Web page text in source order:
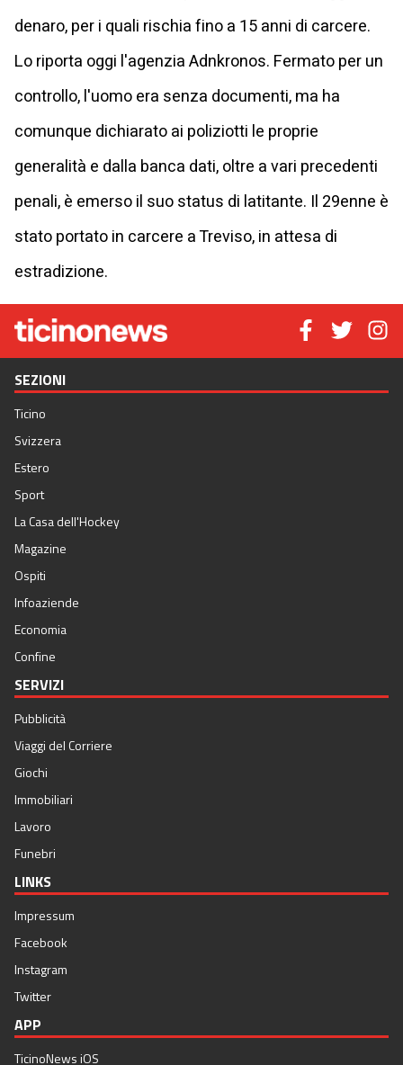
denaro, per i quali rischia fino a 15 anni di carcere.
Lo riporta oggi l'agenzia Adnkronos. Fermato per un
controllo, l'uomo era senza documenti, ma ha
comunque dichiarato ai poliziotti le proprie
generalità e dalla banca dati, oltre a vari precedenti
penali, è emerso il suo status di latitante. Il 29enne è
stato portato in carcere a Treviso, in attesa di
estradizione.
SEZIONI
Ticino
Svizzera
Estero
Sport
La Casa dell'Hockey
Magazine
Ospiti
Infoaziende
Economia
Confine
SERVIZI
Pubblicità
Viaggi del Corriere
Giochi
Immobiliari
Lavoro
Funebri
LINKS
Impressum
Facebook
Instagram
Twitter
APP
TicinoNews iOS